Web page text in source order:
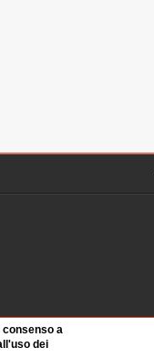
consenso a
dei